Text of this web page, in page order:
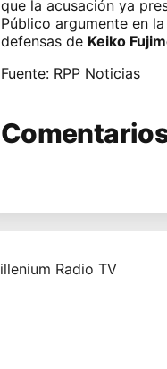
que la acusación ya
Público argumente en
defensas de Keiko
Fuente: RPP Noticias